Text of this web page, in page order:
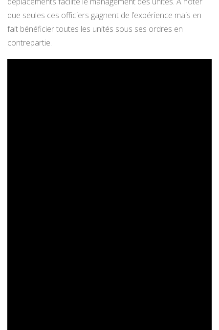
que seules ces officiers gagnent de l’expérience mais en
fait bénéficier toutes les unités sous ses ordres en
contrepartie.